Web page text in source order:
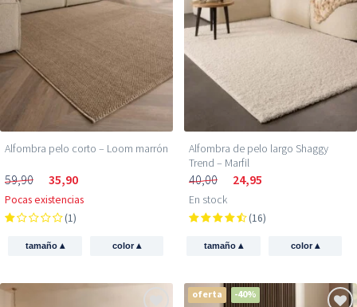
Alfombra pelo corto – Loom marrón
59,90 35,90
Pocas existencias
(1)
tamaño ▴ color▴
Alfombra de pelo largo Shaggy
Trend – Marfil
40,00 24,95
En stock
(16)
tamaño ▴ color▴
oferta -40%